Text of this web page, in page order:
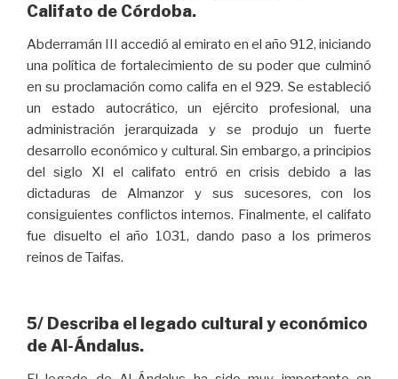
Califato de Córdoba.
Abderramán III accedió al emirato en el año 912, iniciando
una política de fortalecimiento de su poder que culminó
en su proclamación como califa en el 929. Se estableció
un estado autocrático, un ejército profesional, una
administración jerarquizada y se produjo un fuerte
desarrollo económico y cultural. Sin embargo, a principios
del siglo XI el califato entró en crisis debido a las
dictaduras de Almanzor y sus sucesores, con los
consiguientes conflictos internos. Finalmente, el califato
fue disuelto el año 1031, dando paso a los primeros
reinos de Taifas.
5/ Describa el legado cultural y económico
de Al-Ándalus.